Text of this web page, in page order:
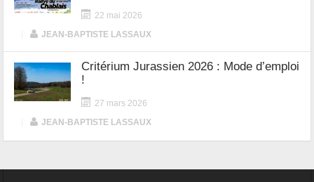
22 mai 2026
JEAN-BAPTISTE LASSAUX
Critérium Jurassien 2026 : Mode d’emploi
!
27 mars 2026
JEAN-BAPTISTE LASSAUX